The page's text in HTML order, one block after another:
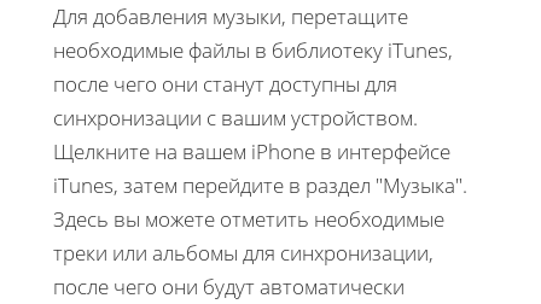
Для добавления музыки, перетащите
необходимые файлы в библиотеку iTunes,
после чего они станут доступны для
синхронизации с вашим устройством.
Щелкните на вашем iPhone в интерфейсе
iTunes, затем перейдите в раздел "Музыка".
Здесь вы можете отметить необходимые
треки или альбомы для синхронизации,
после чего они будут автоматически